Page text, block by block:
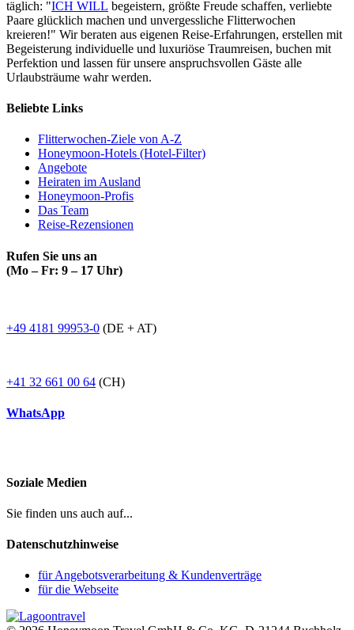
täglich: "ICH WILL begeistern, größte Freude schaffen, verliebte
Paare glücklich machen und unvergessliche Flitterwochen
kreieren!" Wir beraten aus eigenen Reise-Erfahrungen, erstellen mit
Begeisterung individuelle und luxuriöse Traumreisen, buchen mit
Perfektion und lassen für unsere anspruchsvollen Gäste alle
Urlaubsträume wahr werden.
Beliebte Links
Flitterwochen-Ziele von A-Z
Honeymoon-Hotels (Hotel-Filter)
Angebote
Heiraten im Ausland
Honeymoon-Profis
Das Team
Reise-Rezensionen
Rufen Sie uns an
(Mo – Fr: 9 – 17 Uhr)
+49 4181 99953-0 (DE + AT)
+41 32 661 00 64 (CH)
WhatsApp
Soziale Medien
Sie finden uns auch auf...
Datenschutzhinweise
für Angebotsverarbeitung & Kundenverträge
für die Webseite